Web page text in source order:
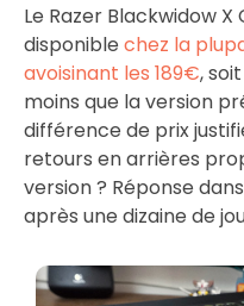
Le Razer Blackwidow
disponible chez la
avoisinant les 189€,
moins que la version
différence de prix
retours en arrières
version ? Réponse
après une dizaine de